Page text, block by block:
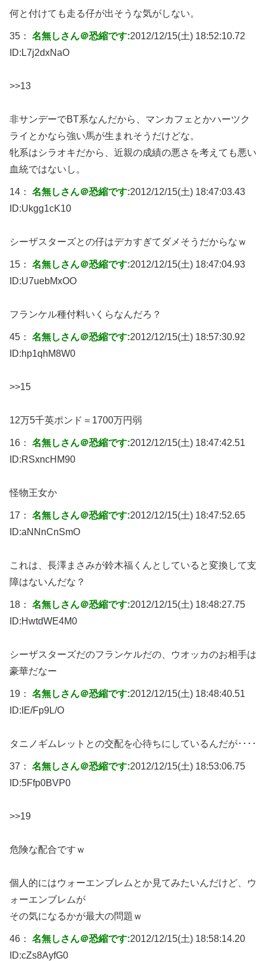
何と付けても走る仔が出そうな気がしない。
35： 名無しさん＠恐縮です:2012/12/15(土) 18:52:10.72
ID: L7j2dxNaO
>>13
非サンデーでBT系なんだから、マンカフェとかハーツク
ライとかなら強い馬が生まれそうだけどな。
牝系はシラオキだから、近親の成績の悪さを考えても悪い
血統ではないし。
14： 名無しさん＠恐縮です:2012/12/15(土) 18:47:03.43
ID:Ukgg1cK10
シーザスターズとの仔はデカすぎてダメそうだからなｗ
15： 名無しさん＠恐縮です:2012/12/15(土) 18:47:04.93
ID:U7uebMxOO
フランケル種付料いくらなんだろ？
45： 名無しさん＠恐縮です:2012/12/15(土) 18:57:30.92
ID:hp1qhM8W0
>>15
12万5千英ポンド＝1700万円弱
16： 名無しさん＠恐縮です:2012/12/15(土) 18:47:42.51
ID:RSxncHM90
怪物王女か
17： 名無しさん＠恐縮です:2012/12/15(土) 18:47:52.65
ID:aNNnCnSmO
これは、長澤まさみが鈴木福くんとしていると変換して支
障はないんだな？
18： 名無しさん＠恐縮です:2012/12/15(土) 18:48:27.75
ID:HwtdWE4M0
シーザスターズだのフランケルだの、ウオッカのお相手は
豪華だなー
19： 名無しさん＠恐縮です:2012/12/15(土) 18:48:40.51
ID: IE/Fp9L/O
タニノギムレットとの交配を心待ちにしているんだが････
37： 名無しさん＠恐縮です:2012/12/15(土) 18:53:06.75
ID:5Ffp0BVP0
>>19
危険な配合ですｗ
個人的にはウォーエンブレムとか見てみたいんだけど、ウ
ォーエンブレムが
その気になるかが最大の問題ｗ
46： 名無しさん＠恐縮です:2012/12/15(土) 18:58:14.20
ID:cZs8AyfG0